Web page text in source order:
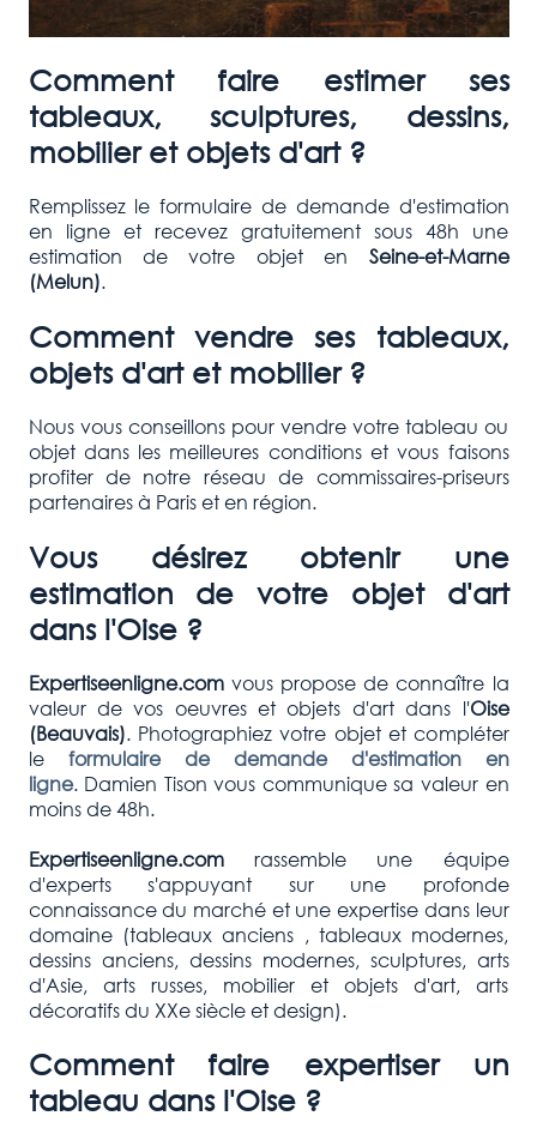
Comment faire estimer ses
tableaux, sculptures, dessins,
mobilier et objets d'art ?
Remplissez le formulaire de demande d'estimation
en ligne et recevez gratuitement sous 48h une
estimation de votre objet en Seine-et-Marne
(Melun).
Comment vendre ses tableaux,
objets d'art et mobilier ?
Nous vous conseillons pour vendre votre tableau ou
objet dans les meilleures conditions et vous faisons
profiter de notre réseau de commissaires-priseurs
partenaires à Paris et en région.
Vous désirez obtenir une
estimation de votre objet d'art
dans l'Oise ?
Expertiseenligne.comvous propose de connaître la
valeur de vos oeuvres et objets d'art dans l'Oise
(Beauvais). Photographiez votre objet et compléter
le formulaire de demande d'estimation en
ligne. Damien Tison vous communique sa valeur en
moins de 48h.
Expertiseenligne.comrassemble une équipe
d'experts s'appuyant sur une profonde
connaissance du marché et une expertise dans leur
domaine (tableaux anciens , tableaux modernes,
dessins anciens, dessins modernes, sculptures, arts
d'Asie, arts russes, mobilier et objets d'art, arts
décoratifs du XXe siècle et design).
Comment faire expertiser un
tableau dans l'Oise ?